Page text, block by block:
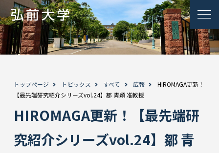
トップページ トピックス すべて 広報
HIROMAGA更新！
【最先端研究紹介シリーズvol.24】鄒 青穎 准教授
HIROMAGA更新！【最先端研
究紹介シリーズvol.24】鄒 青